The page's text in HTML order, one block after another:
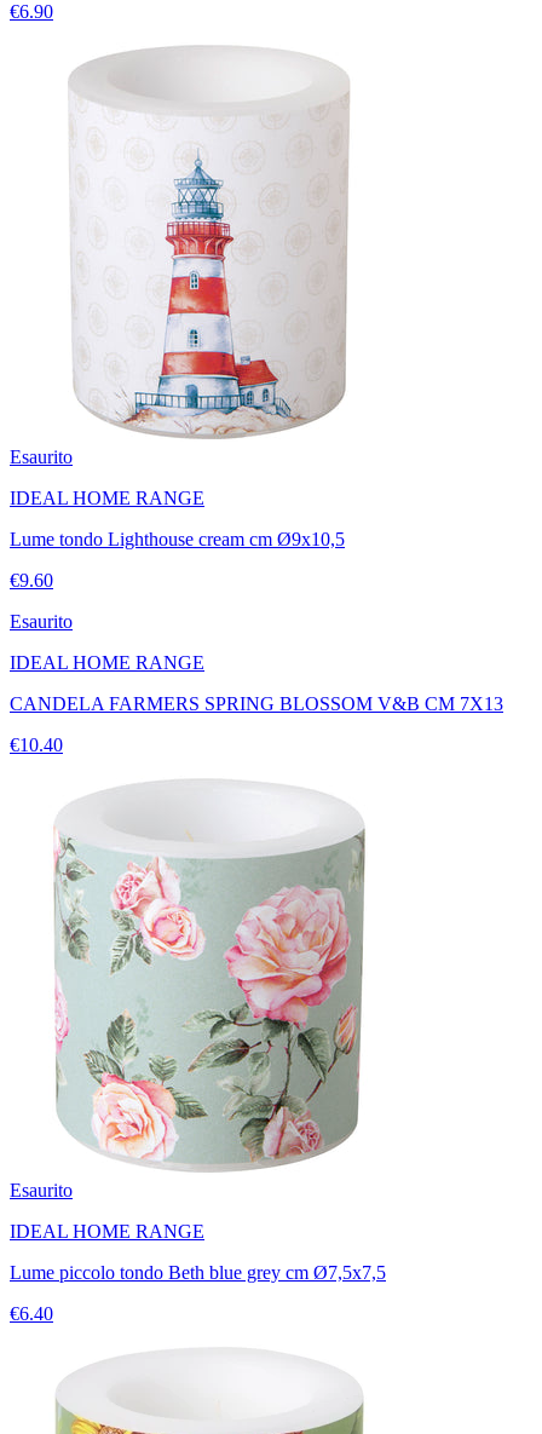
€6.90
Esaurito
IDEAL HOME RANGE
Lume tondo Lighthouse cream cm Ø9x10,5
€9.60
Esaurito
IDEAL HOME RANGE
CANDELA FARMERS SPRING BLOSSOM V&B CM 7X13
€10.40
Esaurito
IDEAL HOME RANGE
Lume piccolo tondo Beth blue grey cm Ø7,5x7,5
€6.40